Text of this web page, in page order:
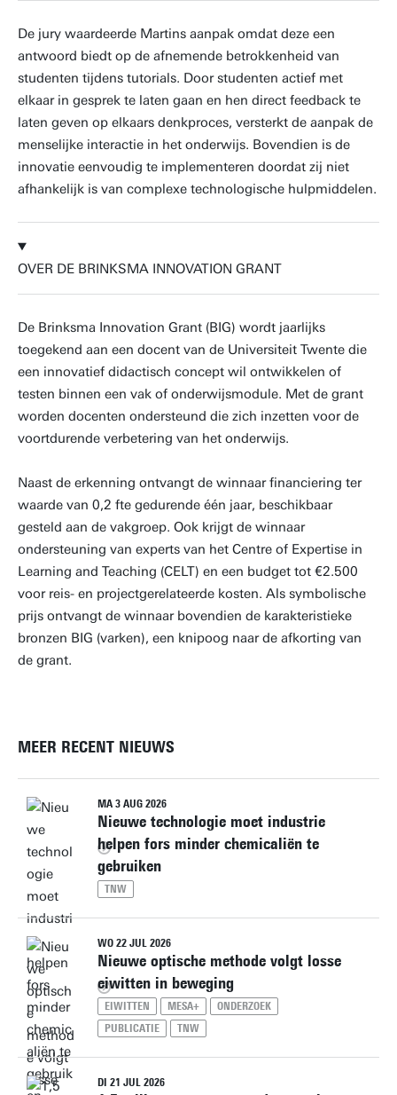
De jury waardeerde Martins aanpak omdat deze een
antwoord biedt op de afnemende betrokkenheid van
studenten tijdens tutorials. Door studenten actief met
elkaar in gesprek te laten gaan en hen direct feedback te
laten geven op elkaars denkproces, versterkt de aanpak de
menselijke interactie in het onderwijs. Bovendien is de
innovatie eenvoudig te implementeren doordat zij niet
afhankelijk is van complexe technologische hulpmiddelen.
OVER DE BRINKSMA INNOVATION GRANT
De Brinksma Innovation Grant (BIG) wordt jaarlijks
toegekend aan een docent van de Universiteit Twente die
een innovatief didactisch concept wil ontwikkelen of
testen binnen een vak of onderwijsmodule. Met de grant
worden docenten ondersteund die zich inzetten voor de
voortdurende verbetering van het onderwijs.
Naast de erkenning ontvangt de winnaar financiering ter
waarde van 0,2 fte gedurende één jaar, beschikbaar
gesteld aan de vakgroep. Ook krijgt de winnaar
ondersteuning van experts van het Centre of Expertise in
Learning and Teaching (CELT) en een budget tot €2.500
voor reis- en projectgerelateerde kosten. Als symbolische
prijs ontvangt de winnaar bovendien de karakteristieke
bronzen BIG (varken), een knipoog naar de afkorting van
de grant.
MEER RECENT NIEUWS
MA 3 AUG 2026
Nieuwe technologie moet industrie
helpen fors minder chemicaliën te
gebruiken
TNW
WO 22 JUL 2026
Nieuwe optische methode volgt losse
eiwitten in beweging
EIWITTEN MESA+
ONDERZOEK
PUBLICATIE
TNW
DI 21 JUL 2026